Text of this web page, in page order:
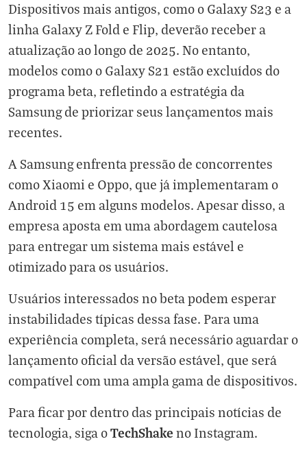
Dispositivos mais antigos, como o Galaxy S23 e a
linha Galaxy Z Fold e Flip, deverão receber a
atualização ao longo de 2025. No entanto,
modelos como o Galaxy S21 estão excluídos do
programa beta, refletindo a estratégia da
Samsung de priorizar seus lançamentos mais
recentes.
A Samsung enfrenta pressão de concorrentes
como Xiaomi e Oppo, que já implementaram o
Android 15 em alguns modelos. Apesar disso, a
empresa aposta em uma abordagem cautelosa
para entregar um sistema mais estável e
otimizado para os usuários.
Usuários interessados no beta podem esperar
instabilidades típicas dessa fase. Para uma
experiência completa, será necessário aguardar o
lançamento oficial da versão estável, que será
compatível com uma ampla gama de dispositivos.
Para ficar por dentro das principais notícias de
tecnologia, siga oTechShake no Instagram.